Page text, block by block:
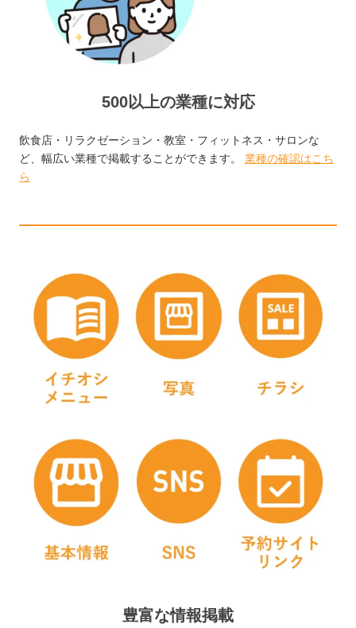
500以上の業種に対応
飲食店・リラクゼーション・教室・フィットネス・サロンな
ど、幅広い業種で掲載することができます。 業種の確認はこち
ら
豊富な情報掲載